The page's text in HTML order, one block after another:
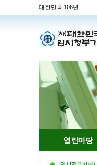
대한민국 106년